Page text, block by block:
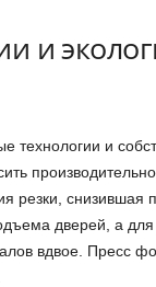
и
технологии и
резки, снизившая
дверей, а
вдвое. Пресс